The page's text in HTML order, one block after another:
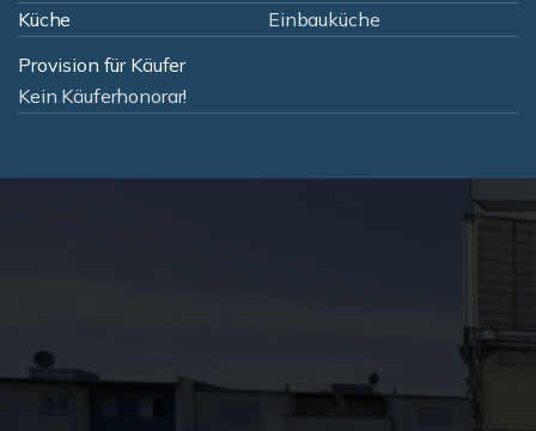
Küche
Einbauküche
Provision für Käufer
Kein Käuferhonorar!